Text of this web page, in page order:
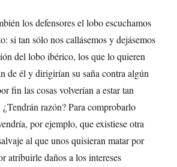
los defensores el lobo escuchamos
si tan sólo nos callásemos y dejásemos
del lobo ibérico, los que lo quieren
de él y dirigirían su saña contra algún
fin las cosas volverían a estar tan
¿Tendrán razón? Para comprobarlo
por ejemplo, que existiese otra
al que unos quisieran matar por
atribuirle daños a los intereses